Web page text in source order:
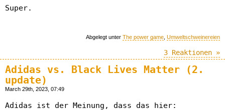
Super.
Abgelegt unter The power game Umweltschweinereien
3 Reaktionen »
Adidas vs. Black Lives Matter (2.
update)
March 29th, 2023, 07:49
Adidas ist der Meinung, dass das hier: